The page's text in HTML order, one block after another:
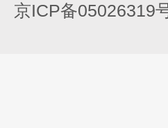
京ICP备05026319